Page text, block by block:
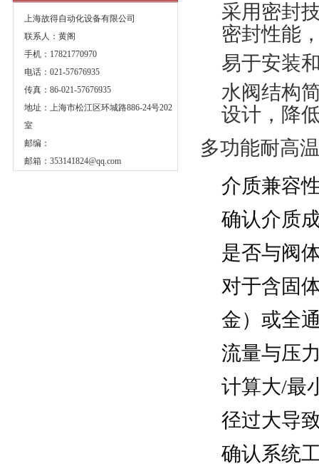
上海故得自动化设备有限公司
联系人：黄阁
手机：17821770970
电话：021-57676935
传真：86-021-57676935
地址：上海市松江区环城路886-24号202
室
邮编：
邮箱： 353141824@qq.com
采用密封
密封性能
易于安装
水阀结构
设计，降
多功能耐高
介质兼容
确认介质
是否与阀
对于含固
金）或全
流量与压
计算大/最
径过大导
确认系统